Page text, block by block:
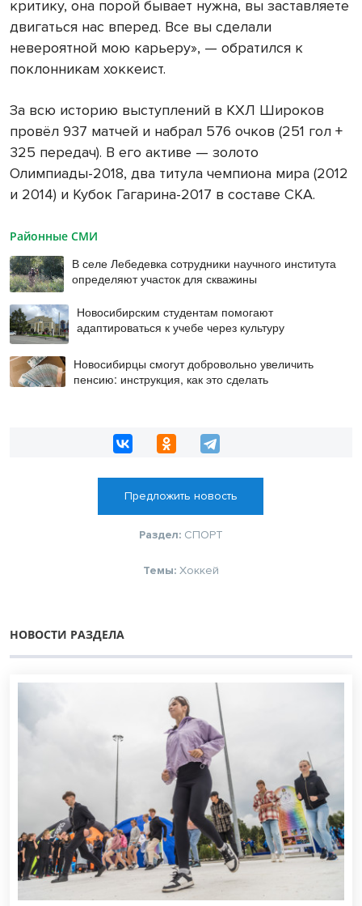
критику, она порой бывает нужна, вы заставляете
двигаться нас вперед. Все вы сделали
невероятной мою карьеру», — обратился к
поклонникам хоккеист.
За всю историю выступлений в КХЛ Широков
провёл 937 матчей и набрал 576 очков (251 гол +
325 передач). В его активе — золото
Олимпиады-2018, два титула чемпиона мира (2012
и 2014) и Кубок Гагарина-2017 в составе СКА.
Районные СМИ
В селе Лебедевка сотрудники научного института
определяют участок для скважины
Новосибирским студентам помогают
адаптироваться к учебе через культуру
Новосибирцы смогут добровольно увеличить
пенсию: инструкция, как это сделать
Предложить новость
Раздел: СПОРТ
Темы: Хоккей
НОВОСТИ РАЗДЕЛА